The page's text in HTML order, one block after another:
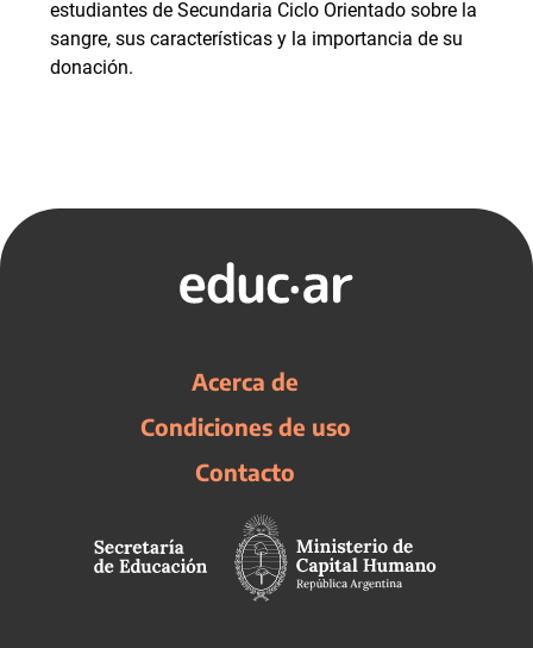
estudiantes de Secundaria Ciclo Orientado sobre la
sangre, sus características y la importancia de su
donación.
Acerca de
Condiciones de uso
Contacto